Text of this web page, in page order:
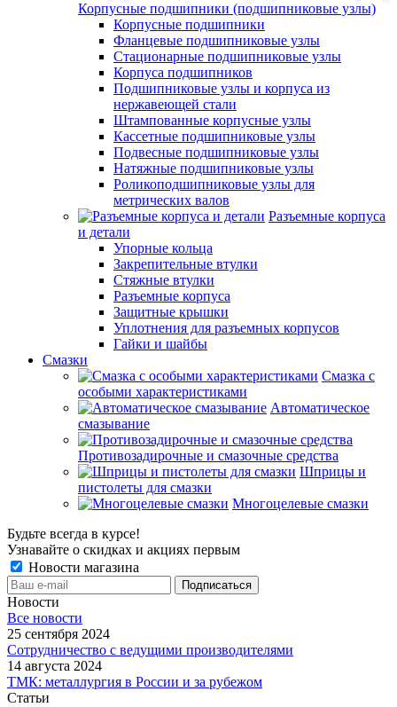
Корпусные подшипники (подшипниковые узлы)
Корпусные подшипники
Фланцевые подшипниковые узлы
Стационарные подшипниковые узлы
Корпуса подшипников
Подшипниковые узлы и корпуса из
нержавеющей стали
Штампованные корпусные узлы
Кассетные подшипниковые узлы
Подвесные подшипниковые узлы
Натяжные подшипниковые узлы
Роликоподшипниковые узлы для
метрических валов
Разъемные корпуса
и детали
Упорные кольца
Закрепительные втулки
Стяжные втулки
Разъемные корпуса
Защитные крышки
Уплотнения для разъемных корпусов
Гайки и шайбы
Смазки
Смазка с
особыми характеристиками
Автоматическое
смазывание
Противозадирочные и смазочные средства
Шприцы и
пистолеты для смазки
Многоцелевые смазки
Будьте всегда в курсе!
Узнавайте о скидках и акциях первым
Новости магазина
Новости
Все новости
25 сентября 2024
Сотрудничество с ведущими производителями
14 августа 2024
ТМК: металлургия в России и за рубежом
Статьи